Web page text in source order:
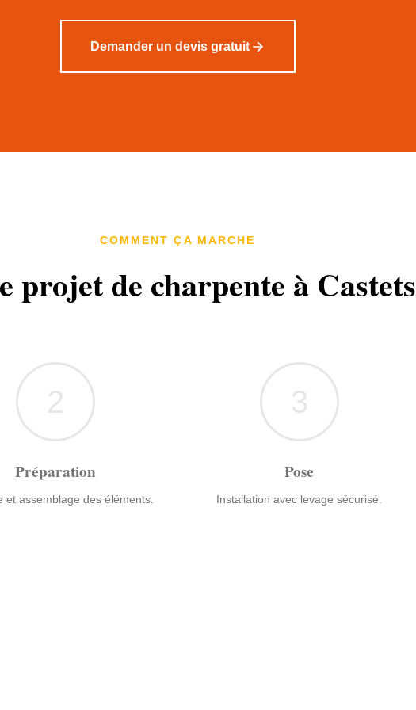
Demander un devis gratuit
COMMENT ÇA MARCHE
projet de charpente à Castets
2
Préparation
et assemblage des éléments.
3
Pose
Installation avec levage sécurisé.